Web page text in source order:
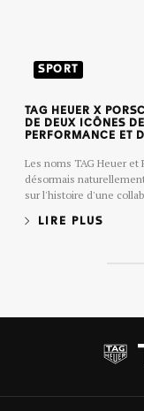
TAG HEUER X
DE DEUX ICÔNES
PERFORMANCE ET
Les noms TAG Heuer et
désormais
sur l'histoire d'une
jour.LIRE PLUS
SPORT